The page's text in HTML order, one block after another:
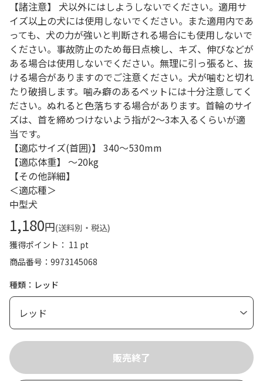
【諸注意】 犬以外にはしようしないでください。適用サ
イズ以上の犬には使用しないでください。また適用内であ
っても、犬の力が強いと判断される場合にも使用しないで
ください。事故防止のため毎日点検し、キズ、伸びなどが
ある場合は使用しないでください。無理に引っ張ると、抜
ける場合がありますのでご注意ください。犬が噛むと切れ
たり破損します。噛み癖のあるペットには十分注意してく
ださい。ぬれると色落ちする場合があります。首輪のサイ
ズは、首を締めつけないよう指が2～3本入るくらいが適
当です。
【適応サイズ(首囲)】 340～530mm
【適応体重】 ～20kg
【その他詳細】
＜適応種＞
中型犬
1,180円(送料別・税込)
獲得ポイント： 11 pt
商品番号
9973145068
種類：レッド